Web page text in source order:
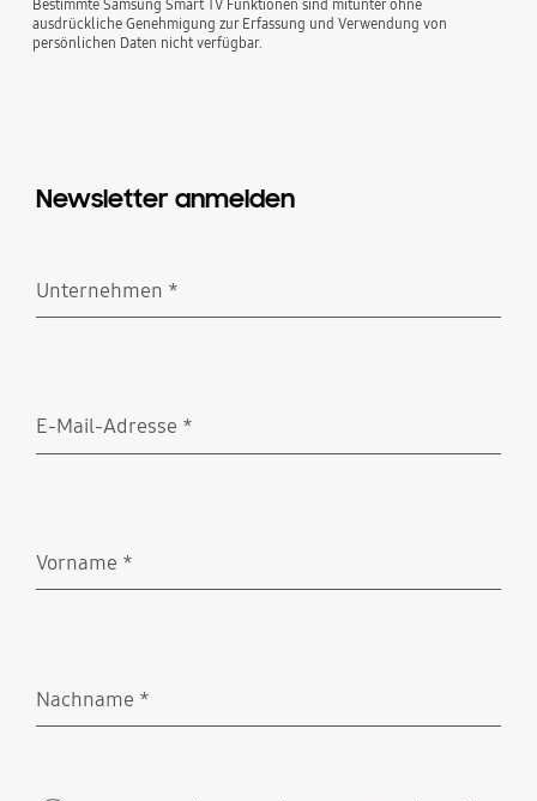
Bestimmte Samsung Smart TV Funktionen sind mitunter ohne
ausdrückliche Genehmigung zur Erfassung und Verwendung von
persönlichen Daten nicht verfügbar.
Newsletter anmelden
Unternehmen *
E-Mail-Adresse *
Vorname *
Nachname *